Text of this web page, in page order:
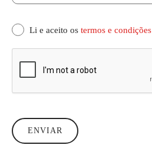
Li e aceito os termos e condições